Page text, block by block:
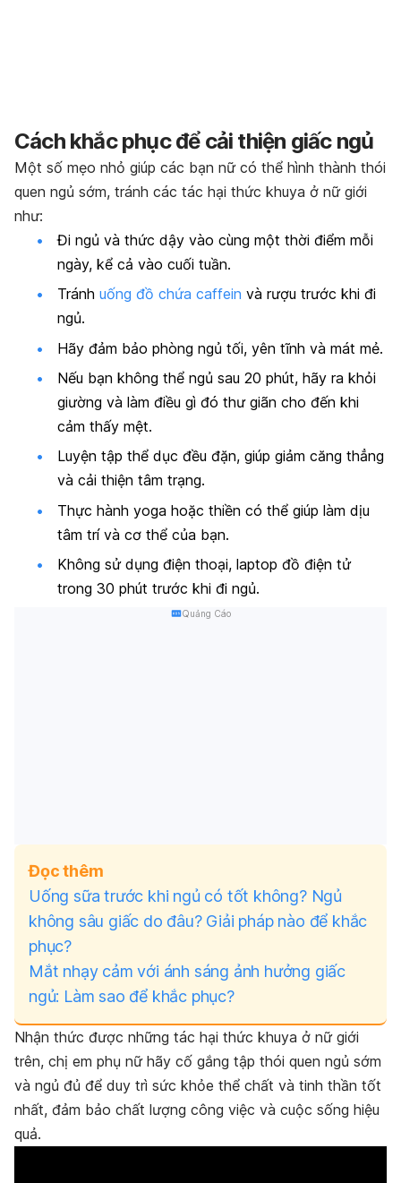
Cách khắc phục để cải thiện giấc ngủ
Một số mẹo nhỏ giúp các bạn nữ có thể hình thành thói
quen ngủ sớm, tránh các tác hại thức khuya ở nữ giới
như:
Đi ngủ và thức dậy vào cùng một thời điểm mỗi
ngày, kể cả vào cuối tuần.
Tránh uống đồ chứa caffein và rượu trước khi đi
ngủ.
Hãy đảm bảo phòng ngủ tối, yên tĩnh và mát mẻ.
Nếu bạn không thể ngủ sau 20 phút, hãy ra khỏi
giường và làm điều gì đó thư giãn cho đến khi
cảm thấy mệt.
Luyện tập thể dục đều đặn, giúp giảm căng thẳng
và cải thiện tâm trạng.
Thực hành yoga hoặc thiền có thể giúp làm dịu
tâm trí và cơ thể của bạn.
Không sử dụng điện thoại, laptop đồ điện tử
trong 30 phút trước khi đi ngủ.
Quảng Cáo
Đọc thêm
Uống sữa trước khi ngủ có tốt không? Ngủ
không sâu giấc do đâu? Giải pháp nào để khắc
phục?
Mắt nhạy cảm với ánh sáng ảnh hưởng giấc
ngủ: Làm sao để khắc phục?
Nhận thức được những tác hại thức khuya ở nữ giới
trên, chị em phụ nữ hãy cố gắng tập thói quen ngủ sớm
và ngủ đủ để duy trì sức khỏe thể chất và tinh thần tốt
nhất, đảm bảo chất lượng công việc và cuộc sống hiệu
quả.